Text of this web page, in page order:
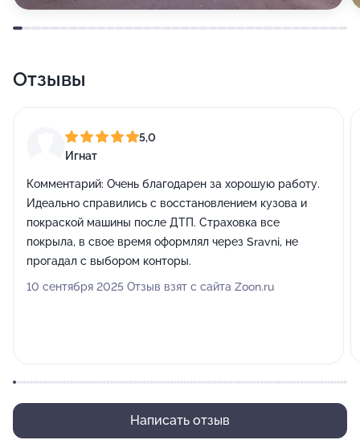
Отзывы
5,0
Игнат
Комментарий: Очень благодарен за хорошую работу.
Идеально справились с восстановлением кузова и
покраской машины после ДТП. Страховка все
покрыла, в свое время оформлял через Sravni, не
прогадал с выбором конторы.
10 сентября 2025 Отзыв взят с сайта Zoon.ru
Написать отзыв